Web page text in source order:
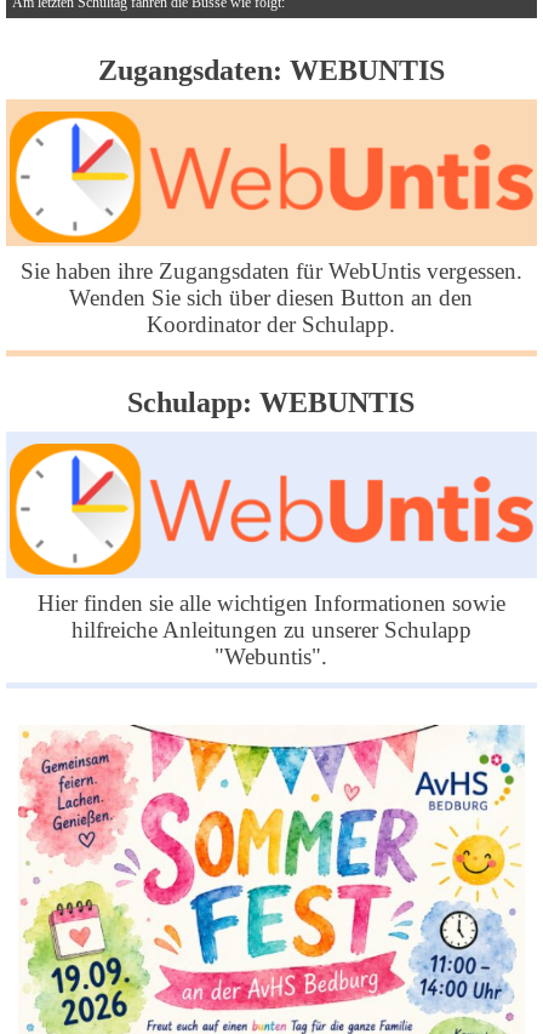
Zugangsdaten: WEBUNTIS
Sie haben ihre Zugangsdaten für WebUntis vergessen.
Wenden Sie sich über diesen Button an den
Koordinator der Schulapp.
Schulapp: WEBUNTIS
Hier finden sie alle wichtigen Informationen sowie
hilfreiche Anleitungen zu unserer Schulapp
"Webuntis".